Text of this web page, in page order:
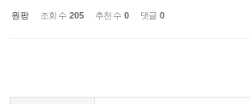
원팡 조회 수 205 추천 수 0 댓글 0